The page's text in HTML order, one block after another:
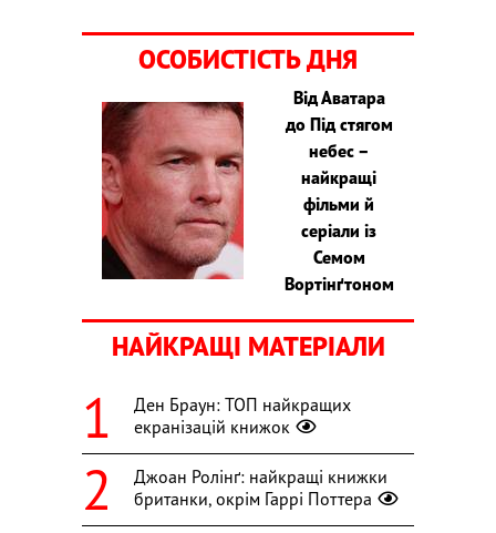
ОСОБИСТІСТЬ ДНЯ
Від Аватара
до Під стягом
небес –
найкращі
фільми й
серіали із
Семом
Вортінґтоном
НАЙКРАЩІ МАТЕРІАЛИ
Ден Браун: ТОП найкращих
екранізацій книжок
Джоан Ролінґ: найкращі книжки
британки, окрім Гаррі Поттера